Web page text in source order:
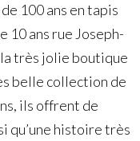
100 ans en tapis
10 ans rue Joseph-
très jolie boutique
belle collection de
ils offrent de
qu’une histoire très